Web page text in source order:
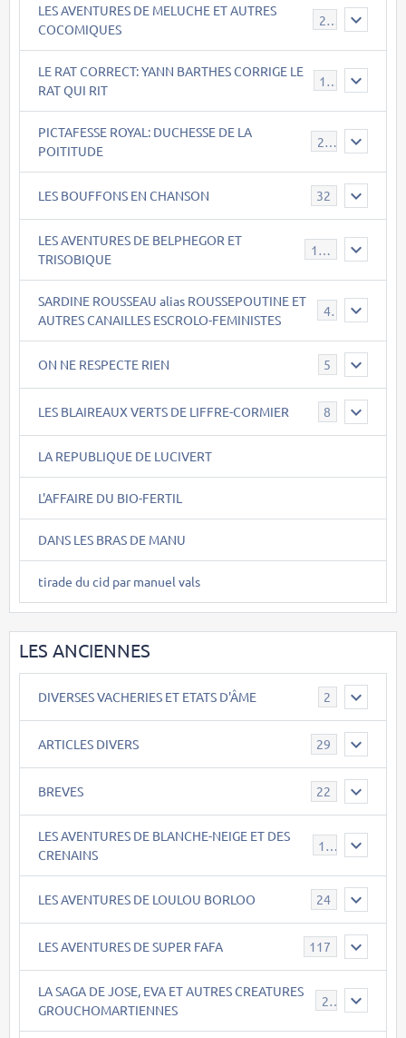
LES AVENTURES DE MELUCHE ET AUTRES
COCOMIQUES
22
LE RAT CORRECT: YANN BARTHES CORRIGE LE
RAT QUI RIT
15
PICTAFESSE ROYAL: DUCHESSE DE LA
POITITUDE
23
LES BOUFFONS EN CHANSON 32
LES AVENTURES DE BELPHEGOR ET
TRISOBIQUE
147
SARDINE ROUSSEAU alias ROUSSEPOUTINE ET
AUTRES CANAILLES ESCROLO-FEMINISTES
40
ON NE RESPECTE RIEN 5
LES BLAIREAUX VERTS DE LIFFRE-CORMIER 8
LA REPUBLIQUE DE LUCIVERT
L'AFFAIRE DU BIO-FERTIL
DANS LES BRAS DE MANU
tirade du cid par manuel vals
LES ANCIENNES
DIVERSES VACHERIES ET ETATS D'ÂME 2
ARTICLES DIVERS 29
BREVES 22
LES AVENTURES DE BLANCHE-NEIGE ET DES
CRENAINS
17
LES AVENTURES DE LOULOU BORLOO 24
LES AVENTURES DE SUPER FAFA 117
LA SAGA DE JOSE, EVA ET AUTRES CREATURES
GROUCHOMARTIENNES
26